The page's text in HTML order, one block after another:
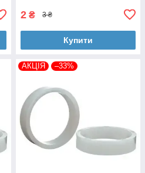
2 ₴ 3 ₴
Купити
АКЦІЯ –33%